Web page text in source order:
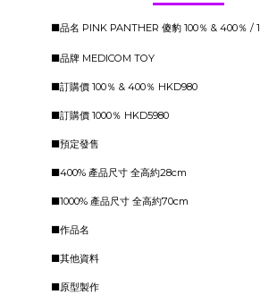
■品名 PINK PANTHER 傻豹 100％ & 400％ /
■品牌 MEDICOM TOY
■訂購價 100％ & 400％ HKD980
■訂購價 1000％ HKD5980
■預定發售
■400% 產品尺寸 全高約28cm
■1000% 產品尺寸 全高約70cm
■作品名
■其他資料
■原型製作